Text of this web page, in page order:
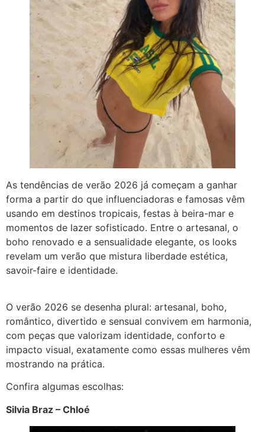
As tendências de verão 2026 já começam a ganhar
forma a partir do que influenciadoras e famosas vêm
usando em destinos tropicais, festas à beira-mar e
momentos de lazer sofisticado. Entre o artesanal, o
boho renovado e a sensualidade elegante, os looks
revelam um verão que mistura liberdade estética,
savoir-faire e identidade.
O verão 2026 se desenha plural: artesanal, boho,
romântico, divertido e sensual convivem em harmonia,
com peças que valorizam identidade, conforto e
impacto visual, exatamente como essas mulheres vêm
mostrando na prática.
Confira algumas escolhas:
Silvia Braz – Chloé